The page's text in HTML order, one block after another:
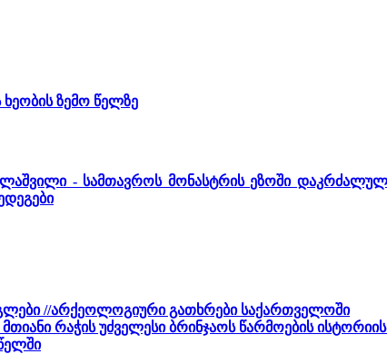
ზემო წელზე
- სამთავროს მონასტრის ეზოში
//არქეოლოგიური გათხრები საქართველოში
რაჭის უძველესი ბრინჯაოს წარმოების